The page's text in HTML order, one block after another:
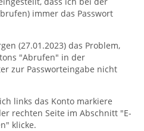
immer das Passwort
(27.01.2023) das Problem,
"Abrufen" in der
zur Passworteingabe nicht
links das Konto markiere
rechten Seite im Abschnitt "E-
klicke.